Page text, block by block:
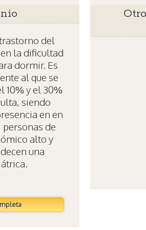
del
la dificultad
dormir. Es
al que se
10% y el 30%
siendo
en en
de
alto y
una